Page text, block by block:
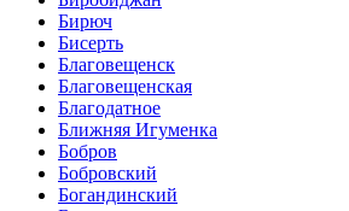
Бирюч
Бисерть
Благовещенск
Благовещенская
Благодатное
Ближняя Игуменка
Бобров
Бобровский
Богандинский